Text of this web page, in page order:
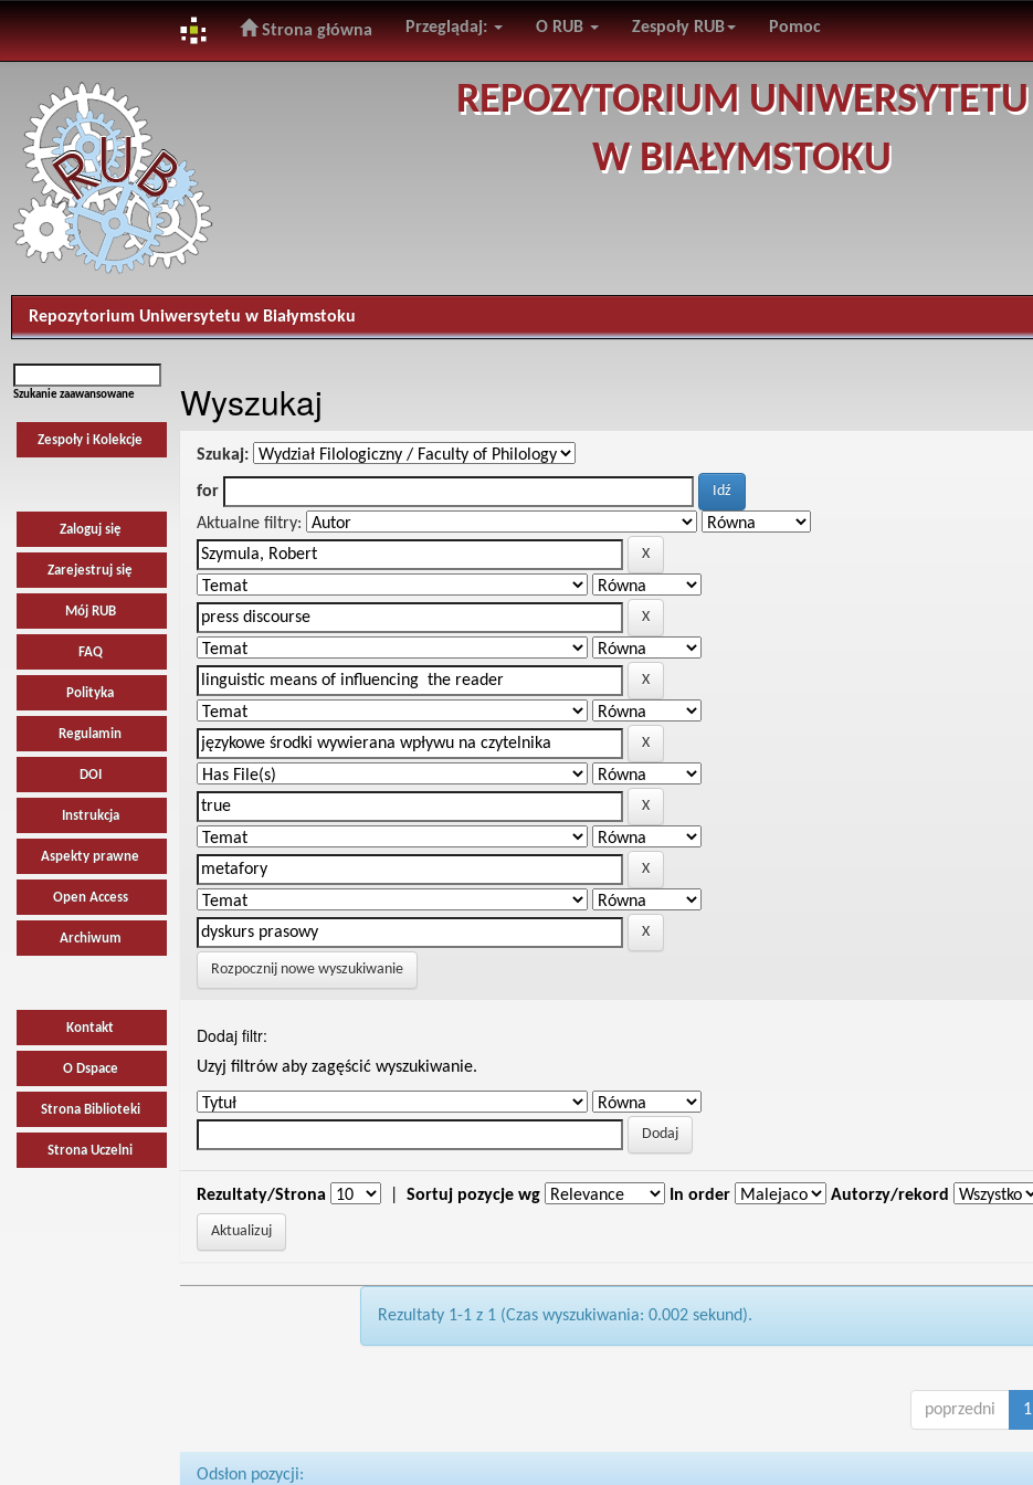
navigation
Strona główna Przeglądaj: O RUB Zespoły RUB Pomoc
REPOZYTORIUM UNIWERSYTETU
W BIAŁYMSTOKU
Repozytorium Uniwersytetu w Białymstoku
Szukanie zaawansowane
Zespoły i Kolekcje
Zaloguj się
Zarejestruj się
Mój RUB
FAQ
Polityka
Regulamin
DOI
Instrukcja
Aspekty prawne
Open Access
Archiwum
Kontakt
O Dspace
Strona Biblioteki
Strona Uczelni
Wyszukaj
Szukaj:
for
Aktualne filtry:
Rozpocznij nowe wyszukiwanie
Dodaj filtr:
Uzyj filtrów aby zagęścić wyszukiwanie.
Rezultaty/Strona Sortuj pozycje wg In order Autorzy/rekord
Rezultaty 1-1 z 1 (Czas wyszukiwania: 0.002 sekund).
poprzedni 1
Odsłon pozycji: